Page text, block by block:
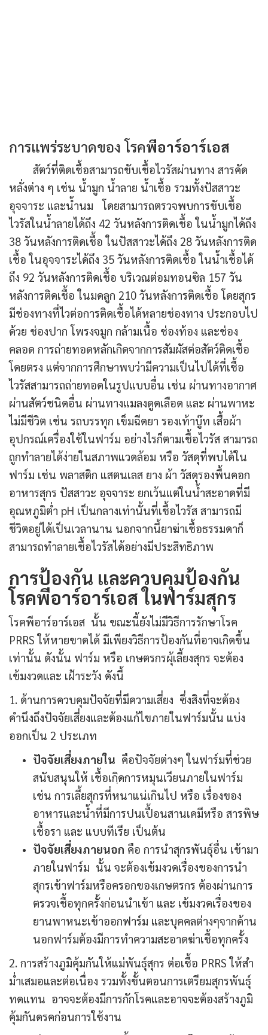
การแพร่ระบาดของ โรคพีอาร์อาร์เอส
สัตว์ที่ติดเชื้อสามารถขับเชื้อไวรัสผ่านทาง สารคัด
หลั่งต่าง ๆ เช่น น้ำมูก น้ำลาย น้ำเชื้อ รวมทั้งปัสสาวะ
อุจจาระ และน้ำนม โดยสามารถตรวจพบการขับเชื้อ
ไวรัสในน้ำลายได้ถึง 42 วันหลังการติดเชื้อ ในน้ำมูกได้ถึง
38 วันหลังการติดเชื้อ ในปัสสาวะได้ถึง 28 วันหลังการติด
เชื้อ ในอุจจาระได้ถึง 35 วันหลังการติดเชื้อ ในน้ำเชื้อได้
ถึง 92 วันหลังการติดเชื้อ บริเวณต่อมทอนซิล 157 วัน
หลังการติดเชื้อ ในมดลูก 210 วันหลังการติดเชื้อ โดยสุกร
มีช่องทางที่ไวต่อการติดเชื้อได้หลายช่องทาง ประกอบไป
ด้วย ช่องปาก โพรงจมูก กล้ามเนื้อ ช่องท้อง และช่อง
คลอด การถ่ายทอดหลักเกิดจากการสัมผัสต่อสัตว์ติดเชื้อ
โดยตรง แต่จากการศึกษาพบว่ามีความเป็นไปได้ที่เชื้อ
ไวรัสสามารถถ่ายทอดในรูปแบบอื่น เช่น ผ่านทางอากาศ
ผ่านสัตว์ชนิดอื่น ผ่านทางแมลงดูดเลือด และ ผ่านพาหะ
ไม่มีชีวิต เช่น รถบรรทุก เข็มฉีดยา รองเท้าบู๊ท เสื้อผ้า
อุปกรณ์เครื่องใช้ในฟาร์ม อย่างไรก็ตามเชื้อไวรัส สามารถ
ถูกทำลายได้ง่ายในสภาพแวดล้อม หรือ วัสดุที่พบได้ใน
ฟาร์ม เช่น พลาสติก แสตนเลส ยาง ผ้า วัสดุรองพื้นคอก
อาหารสุกร ปัสสาวะ อุจจาระ ยกเว้นแต่ในน้ำสะอาดที่มี
อุณหภูมิต่ำ pH เป็นกลางเท่านั้นที่เชื้อไวรัส สามารถมี
ชีวิตอยู่ได้เป็นเวลานาน นอกจากนี้ยาฆ่าเชื้อธรรมดาก็
สามารถทำลายเชื้อไวรัสได้อย่างมีประสิทธิภาพ
การป้องกัน และควบคุมป้องกัน
โรคพีอาร์อาร์เอส ในฟาร์มสุกร
โรคพีอาร์อาร์เอส นั้น ขณะนี้ยังไม่มีวิธีการรักษาโรค
PRRS ให้หายขาดได้ มีเพียงวิธีการป้องกันที่อาจเกิดขึ้น
เท่านั้น ดังนั้น ฟาร์ม หรือ เกษตรกรผุ้เลี้ยงสุกร จะต้อง
เข้มงวดและ เฝ้าระวัง ดังนี้
1. ด้านการควบคุมปัจจัยที่มีความเสี่ยง ซึ่งสิงที่จะต้อง
คำนึงถึงปัจจัยเสี่ยงและต้องแก้ไขภายในฟาร์มนั้น แบ่ง
ออกเป็น 2 ประเภท
ปัจจัยเสี่ยงภายใน คือปัจจัยต่างๆ ในฟาร์มที่ช่วย
สนับสนุนให้ เชื้อเกฺิดการหมุนเวียนภายในฟาร์ม
เช่น การเลี้ยสุกรที่หนาแน่เกินไป หรือ เรื่องของ
อาหารและน้ำที่มีการปนเปื้อนสานเคมีหรือ สารพิษ
เชื้อรา และ แบบทีเรีย เป็นต้น
ปัจจัยเสี่ยงภายนอก คือ การนำสุกรพันธุ์อื่น เข้ามา
ภายในฟาร์ม นั้น จะต้องเข้มงวดเรื่องของการนำ
สุกรเข้าฟาร์มหรือครอกของเกษตรกร ต้องผ่านการ
ตรวจเชื้อทุกครั้งก่อนนำเข้า และ เข้มงวดเรื่องของ
ยานพาหนะเข้าออกฟาร์ม และบุคคลต่างๆจากด้าน
นอกฟาร์มต้องมีการทำความสะอาดฆ่าเชื้อทุกครั้ง
2. การสร้างภูมิคุ้มกันให้แม่พันธุ์สุกร ต่อเชื้อ PRRS ให้สำ
ม่ำเสมอและต่อเนื่อง รวมทั้งขั้นตอนการเตรียมสุกรพันธุ์
ทดแทน อาจจะต้องมีการกักโรคและอาจจะต้องสร้างภูมิ
คุ้มกันดรคก่อนการใช้งาน